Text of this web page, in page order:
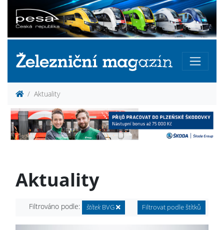
Aktuality
Aktuality
Filtrováno podle: štítek BVG Filtrovat podle štítků